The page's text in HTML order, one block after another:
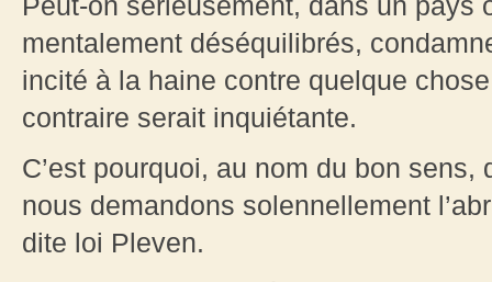
mentalement déséquilibrés,
incité à la haine contre quelque
contraire serait inquiétante.
C’est pourquoi, au nom du bon
nous demandons solennellement
dite loi Pleven.